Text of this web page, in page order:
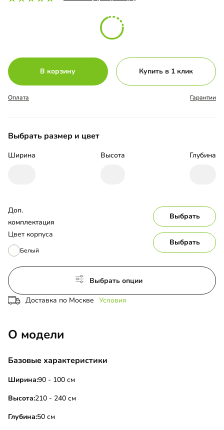
В корзину Купить в 1 клик
Оплата Гарантии
Выбрать размер и цвет
Ширина Высота Глубина
Цвет корпуса
Белый
Выбрать
Доп.
комплектация
Выбрать
Выбрать опции
Доставка по Москве Условия
О модели
Базовые характеристики
Ширина:90 - 100 см
Высота:210 - 240 см
Глубина:50 см